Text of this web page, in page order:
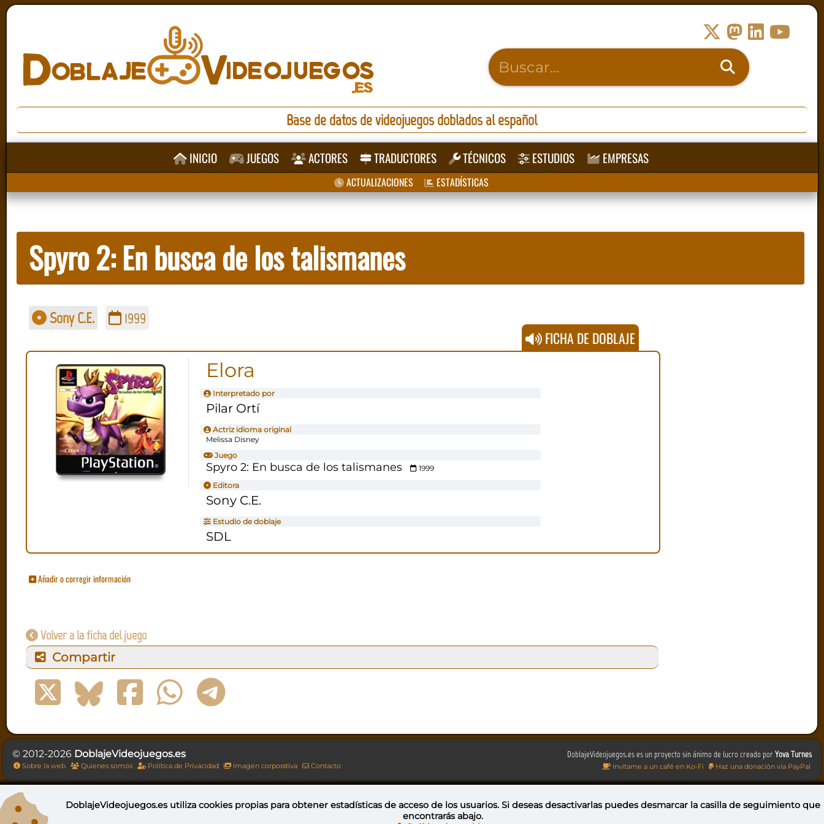
Base de datos de videojuegos doblados al español
INICIO JUEGOS ACTORES TRADUCTORES TÉCNICOS ESTUDIOS EMPRESAS
ACTUALIZACIONES ESTADÍSTICAS
Spyro 2: En busca de los talismanes
Sony C.E. 1999
FICHA DE DOBLAJE
Elora
Interpretado por
Pilar Ortí
Actriz idioma original
Melissa Disney
Juego
Spyro 2: En busca de los talismanes
1999
Editora
Sony C.E.
Estudio de doblaje
SDL
Añadir o corregir información
Volver a la ficha del juego
Compartir
DoblajeVideojuegos.es es un proyecto sin ánimo de lucro creado porYova Turnes
Invítame a un café en Ko-Fi Haz una donación vía PayPal
© 2012-2026 DoblajeVideojuegos.es
Sobre la web Quienes somos Política de Privacidad Imagen corporativa Contacto
Esta obra está bajo una licencia de Creative Commons Reconocimiento-NoComercial-CompartirIgual 4.0 Internacional
DoblajeVideojuegos.es utilizacookies propiaspara obtener estadísticas de acceso de los usuarios. Si deseas desactivarlas puedesdesmarcar la casilla de seguimiento que
encontrarás abajo.